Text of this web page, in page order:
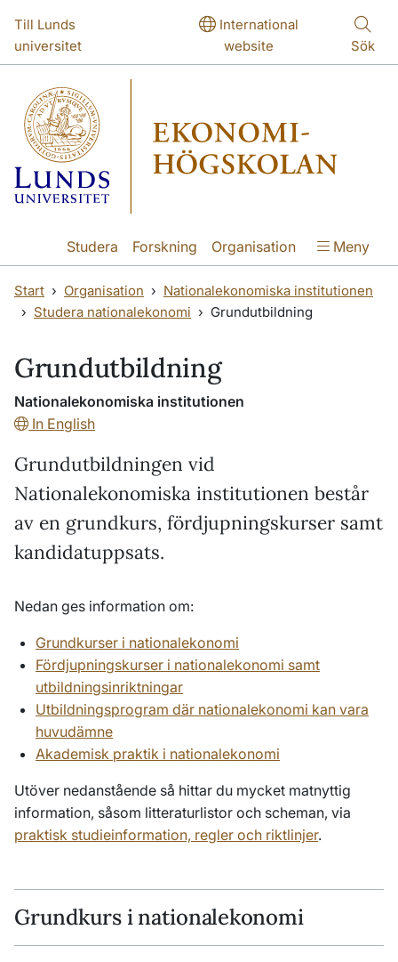
Till Lunds
universitet
International
website
Sök
Studera Forskning Organisation Meny
Start Organisation
Nationalekonomiska institutionen
Studera nationalekonomi
Grundutbildning
Grundutbildning
Nationalekonomiska institutionen
In English
Grundutbildningen vid
Nationalekonomiska institutionen består
av en grundkurs, fördjupningskurser samt
kandidatuppsats.
Nedan ges information om:
Grundkurser i nationalekonomi
Fördjupningskurser i nationalekonomi samt
utbildningsinriktningar
Utbildningsprogram där nationalekonomi kan vara
huvudämne
Akademisk praktik i nationalekonomi
Utöver nedanstående så hittar du mycket matnyttig
information, såsom litteraturlistor och scheman, via
praktisk studieinformation, regler och riktlinjer.
Grundkursi nationalekonomi